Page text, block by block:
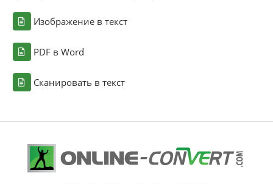
Изображение в текст
PDF в Word
Сканировать в текст